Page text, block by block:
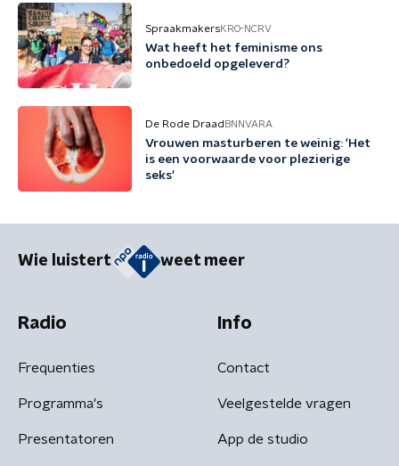
SpraakmakersKRO-NCRV
Wat heeft het feminisme ons
onbedoeld opgeleverd?
De Rode Draad BNNVARA
Vrouwen masturberen te weinig: 'Het
is een voorwaarde voor plezierige
seks'
Wie luistert weet meer
Radio
Frequenties
Programma's
Presentatoren
Info
Contact
Veelgestelde vragen
App de studio